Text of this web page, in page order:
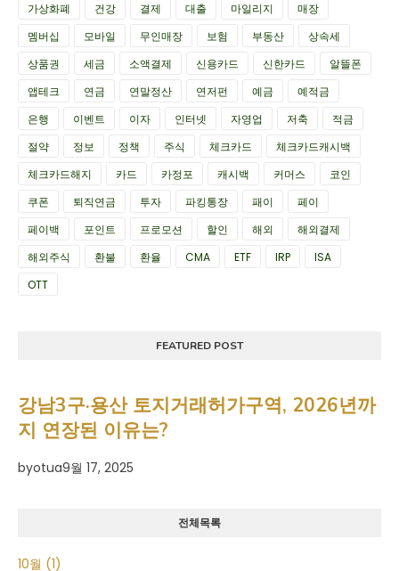
가상화폐 건강 결제 대출 마일리지
매장
멤버십
모바일 무인매장 보험 부동산
상속세
상품권
세금 소액결제 신용카드 신한카드
알뜰폰
앱테크
연금 연말정산 연저펀 예금
예적금
은행
이벤트 이자 인터넷 자영업 저축
적금
절약
정보 정책 주식 체크카드
체크카드캐시백
체크카드해지
카드 카정포 캐시백 커머스
코인
쿠폰
퇴직연금 투자 파킹통장 패이
페이
페이백
포인트 프로모션 할인 해외
해외결제
해외주식
환불 환율 CMA ETF IRP
ISA
OTT
FEATURED POST
강남3구·용산 토지거래허가구역, 2026년까
지 연장된 이유는?
byotua9월 17, 2025
전체목록
10월 (1)